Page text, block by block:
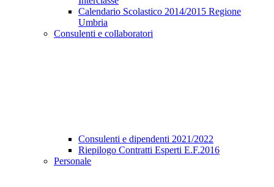
Calendario Scolastico 2014/2015 Regione
Umbria
Consulenti e collaboratori
Consulenti e dipendenti 2021/2022
Riepilogo Contratti Esperti E.F.2016
Personale